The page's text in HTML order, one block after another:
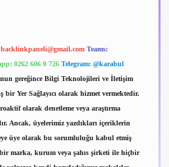
backlinkpaneli@gmail.com Teams:
0262 606 0 726 Telegram: @karabul
gereğince Bilgi Teknolojileri ve İletişim
Yer Sağlayıcı olarak hizmet vermektedir.
olarak denetleme veya araştırma
Ancak, üyelerimiz yazdıkları içeriklerin
üye olarak bu sorumluluğu kabul etmiş
marka, kurum veya şahıs şirketi ile hiçbir